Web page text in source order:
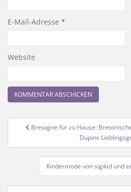
E-Mail-Adresse *
Website
Beitragsnavigation
Bretagne für zu Hause:
Dupins
Kindermode von sigikid und